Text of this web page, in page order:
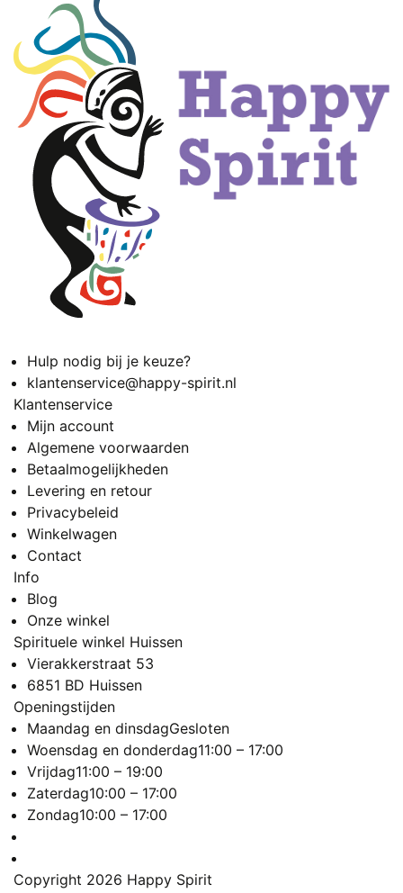
Hulp nodig bij je keuze?
klantenservice@happy-spirit.nl
Klantenservice
Mijn account
Algemene voorwaarden
Betaalmogelijkheden
Levering en retour
Privacybeleid
Winkelwagen
Contact
Info
Blog
Onze winkel
Spirituele winkel Huissen
Vierakkerstraat 53
6851 BD Huissen
Openingstijden
Maandag en dinsdagGesloten
Woensdag en donderdag11:00 – 17:00
Vrijdag11:00 – 19:00
Zaterdag10:00 – 17:00
Zondag10:00 – 17:00
Copyright 2026 Happy Spirit